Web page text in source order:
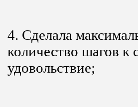
4. Сделала
количество шагов к
удовольствие;